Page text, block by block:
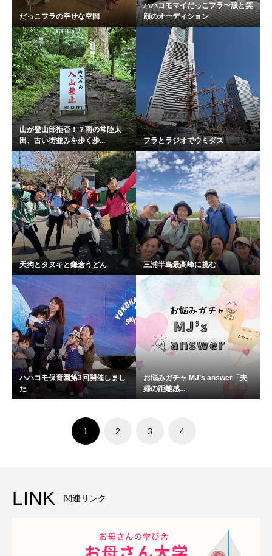
だっこフラの幸せな空間
ハハコモマイだっこフラ〜涙と笑
顔のオーディション
山が登山部拒否！？雨の常陸太
田、古い街並みを歩く歩...
フラとラジオでウミダス
天狗とタヌキと鎌倉うどん 三浦半島最高峰に挑む
ハハコモ保育園第3回開催しまし
た
お悩みガチャ MJ’s answer「夫
婦の距離感...
1 2 3 4
LINK 関連リンク